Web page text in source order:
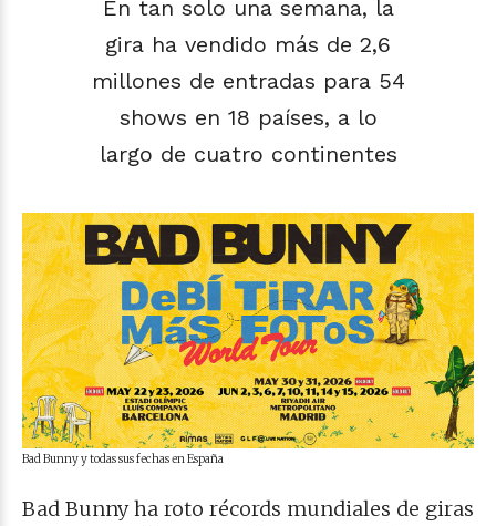
En tan solo una semana, la
gira ha vendido más de 2,6
millones de entradas para 54
shows en 18 países, a lo
largo de cuatro continentes
Bad Bunny y todas sus fechas en España
Bad Bunny ha roto récords mundiales de giras